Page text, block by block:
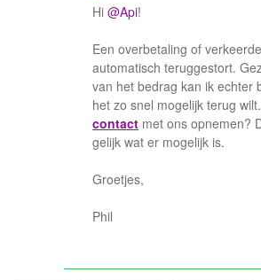
Hi @Api!
Een overbetaling of
automatisch teruggestort.
van het bedrag kan ik echter
het zo snel mogelijk terug
contact met ons opnemen?
gelijk wat er mogelijk is.
Groetjes,
Phil